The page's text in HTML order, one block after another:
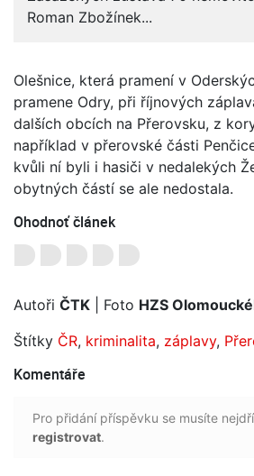
Roman Zbožínek...
Olešnice, která pramení v
pramene Odry, při říjnových
dalších obcích na Přerovsku, z
například v přerovské části
kvůli ní byli i hasiči v nedalekých
obytných částí se ale nedostala.
Ohodnoť článek
Autoři ČTK | Foto HZS
Štítky ČR, kriminalita, záplavy,
Komentáře
Pro přidání příspěvku se musíte
registrovat.